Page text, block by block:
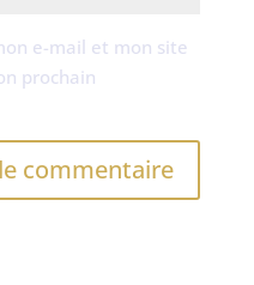
e-mail et mon site
prochain